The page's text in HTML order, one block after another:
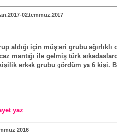
02.temmuz.2017
aldığı için müşteri grubu ağırlıklı
mantığı ile gelmiş türk
erkek grubu gördüm ya 6 kişi.
yaz
2016